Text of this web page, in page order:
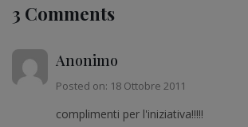
3 Comments
Anonimo
Posted on: 18 Ottobre 2011
complimenti per l'iniziativa!!!!!